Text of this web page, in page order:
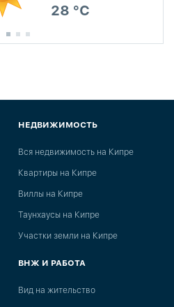
28 °C
НЕДВИЖИМОСТЬ
Вся недвижимость на Кипре
Квартиры на Кипре
Виллы на Кипре
Таунхаусы на Кипре
Участки земли на Кипре
ВНЖ И РАБОТА
Вид на жительство